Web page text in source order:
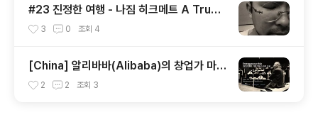
#23 진정한 여행 - 나짐 히크메트 A True
Travel - Nazim Hikmet - 기업가정신 세
3 0 조회 4
[China] 알리바바(Alibaba)의 창업가 마운
과 청년창업가의 대담내용 - 기업가정신 세계
2 2 조회 3